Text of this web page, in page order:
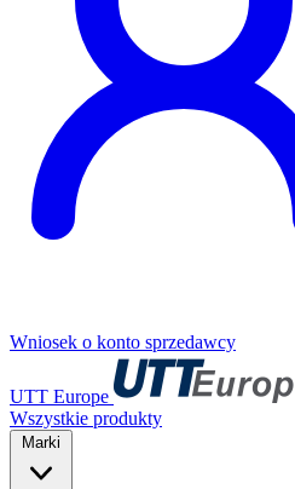
Wniosek o konto sprzedawcy
UTT Europe
Wszystkie produkty
Marki